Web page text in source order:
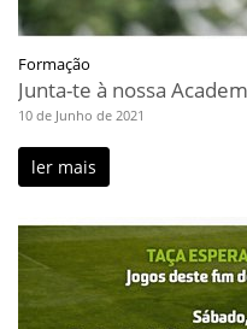
Formação
Junta-te à nossa
10 de Junho de 2021
ler mais